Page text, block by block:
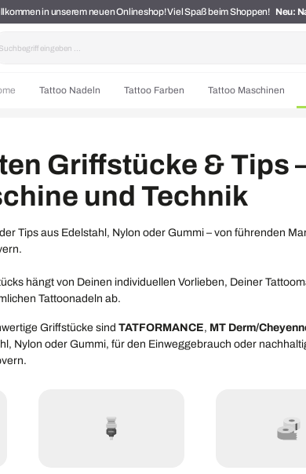
springenin unserem neuen Onlineshop! Viel Spaß beim Shoppen! Neu:
Tattoo Nadeln Tattoo Farben Tattoo Maschinen
Griffstücke & Tips
und Technik
Tips aus Edelstahl, Nylon oder Gummi – von führenden
hängt von Deinen individuellen Vorlieben, Deiner
Tattoonadeln ab.
Griffstücke sind TATFORMANCE, MT Derm/
Nylon oder Gummi, für den Einweggebrauch oder